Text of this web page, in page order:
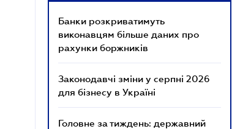
Банки розкриватимуть
виконавцям більше даних про
рахунки боржників
Законодавчі зміни у серпні 2026
для бізнесу в Україні
Головне за тиждень: державний